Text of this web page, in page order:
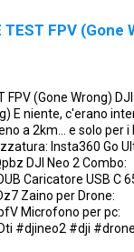
TEST FPV (Gone
FPV (Gone Wrong)
E niente, c'erano
a 2km... e solo per
Insta360 Go
DJI Neo 2 Combo:
Caricatore USB C
Zaino per Drone:
Microfono per pc:
#djineo2 #dji #drone